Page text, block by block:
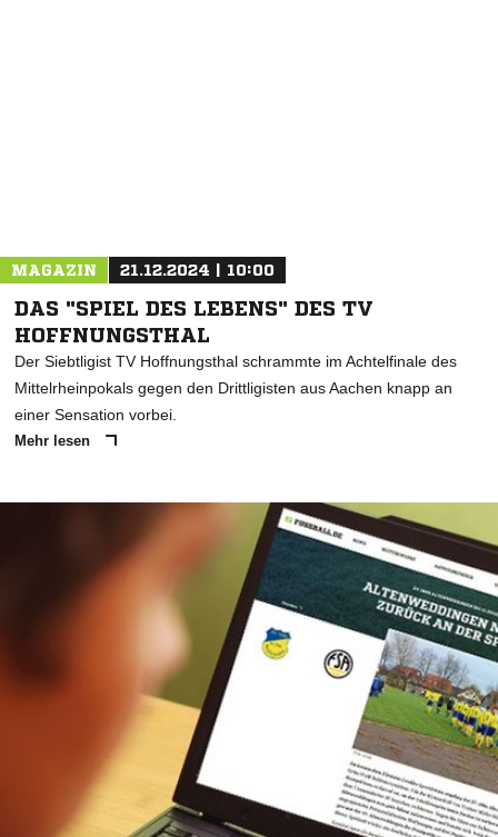
MAGAZIN 21.12.2024 | 10:00
DAS "SPIEL DES LEBENS" DES TV
HOFFNUNGSTHAL
Der Siebtligist TV Hoffnungsthal schrammte im Achtelfinale des
Mittelrheinpokals gegen den Drittligisten aus Aachen knapp an
einer Sensation vorbei.
Mehr lesen